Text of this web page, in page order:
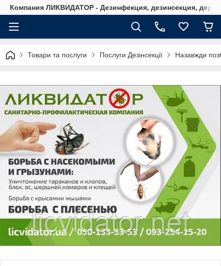
Компания ЛИКВИДАТОР - Дезинфекция, дезинсекция,
Товари та послуги Послуги Дезінсекції Назавжди